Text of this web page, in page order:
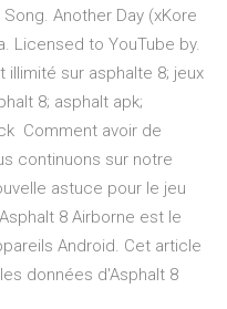
Another Day (xKore
Licensed to YouTube by.
sur asphalte 8; jeux
8; asphalt apk;
Comment avoir de
continuons sur notre
astuce pour le jeu
8 Airborne est le
Android. Cet article
données d'Asphalt 8